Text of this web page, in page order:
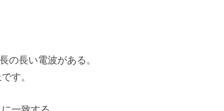
の長い電波がある。
す。